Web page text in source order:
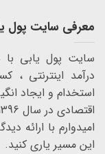
معرفی سایت پول
سایت پول یابی
درآمد اینترنتی
استخدام و ایجاد
اقتصادی در سال 1396 راه اندازی شد.
امیدوارم با ارائه
این مسیر یاری کنید.